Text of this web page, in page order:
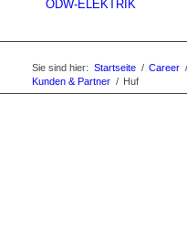
Sie sind hier: Startseite / Career /
Kunden & Partner / Huf